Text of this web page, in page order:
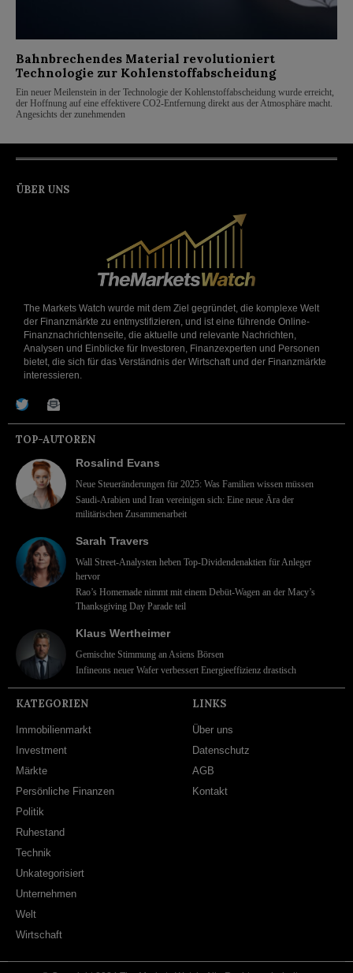
Bahnbrechendes Material revolutioniert
Technologie zur Kohlenstoffabscheidung
Ein neuer Meilenstein in der Technologie der Kohlenstoffabscheidung wurde erreicht,
der Hoffnung auf eine effektivere CO2-Entfernung direkt aus der Atmosphäre macht.
Angesichts der zunehmenden
ÜBER UNS
The Markets Watch wurde mit dem Ziel gegründet, die komplexe Welt
der Finanzmärkte zu entmystifizieren, und ist eine führende Online-
Finanznachrichtenseite, die aktuelle und relevante Nachrichten,
Analysen und Einblicke für Investoren, Finanzexperten und Personen
bietet, die sich für das Verständnis der Wirtschaft und der Finanzmärkte
interessieren.
TOP-AUTOREN
Rosalind Evans
Neue Steueränderungen für 2025: Was Familien wissen müssen
Saudi-Arabien und Iran vereinigen sich: Eine neue Ära der
militärischen Zusammenarbeit
Sarah Travers
Wall Street-Analysten heben Top-Dividendenaktien für Anleger
hervor
Rao’s Homemade nimmt mit einem Debüt-Wagen an der Macy’s
Thanksgiving Day Parade teil
Klaus Wertheimer
Gemischte Stimmung an Asiens Börsen
Infineons neuer Wafer verbessert Energieeffizienz drastisch
KATEGORIEN
Immobilienmarkt
Investment
Märkte
Persönliche Finanzen
Politik
Ruhestand
Technik
Unkategorisiert
Unternehmen
Welt
Wirtschaft
LINKS
Über uns
Datenschutz
AGB
Kontakt